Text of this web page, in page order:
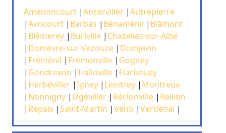
Amenoncourt |Ancerviller |Autrepierre
|Avricourt | Barbas | Bénaménil | Blâmont
| Blémerey | Buriville | Chazelles-sur-Albe
| Domèvre-sur-Vezouze | Domjevin
| Fréménil | Frémonville | Gogney
| Gondrexon | Halloville | Harbouey
| Herbéviller |Igney | Leintrey | Montreux
| Nonhigny | Ogéviller | Réclonville | Reillon
| Repaix |Saint-Martin |Vého |Verdenal |